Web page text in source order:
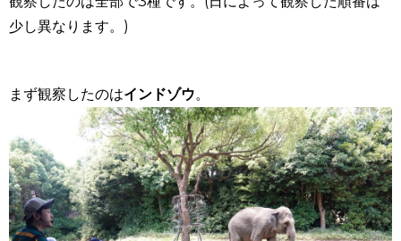
少し異なります。)
まず観察したのはインドゾウ。